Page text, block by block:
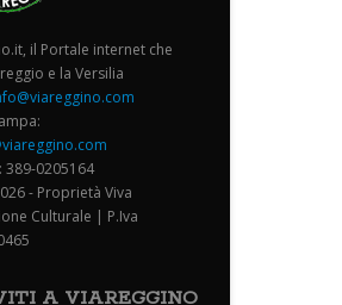
il Portale internet che
e la Versilia
389-0205164
- Proprietà Viva
Culturale | P.Iva
A VIAREGGINO